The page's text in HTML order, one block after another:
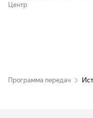
Центр
Программа передач